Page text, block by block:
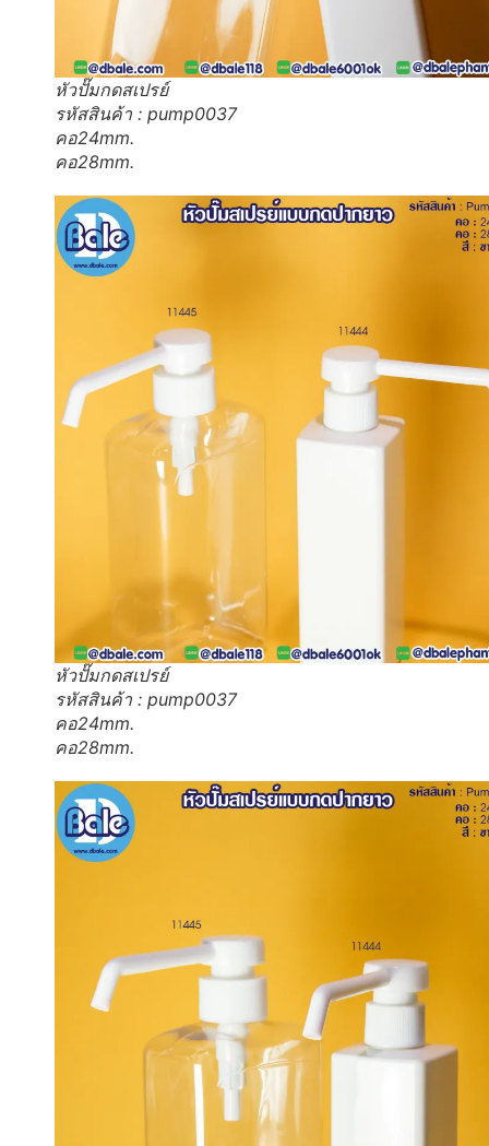
หัวปั๊มกดสเปรย์
รหัสสินค้า : pump0037
คอ24mm.
คอ28mm.
หัวปั๊มกดสเปรย์
รหัสสินค้า : pump0037
คอ24mm.
คอ28mm.